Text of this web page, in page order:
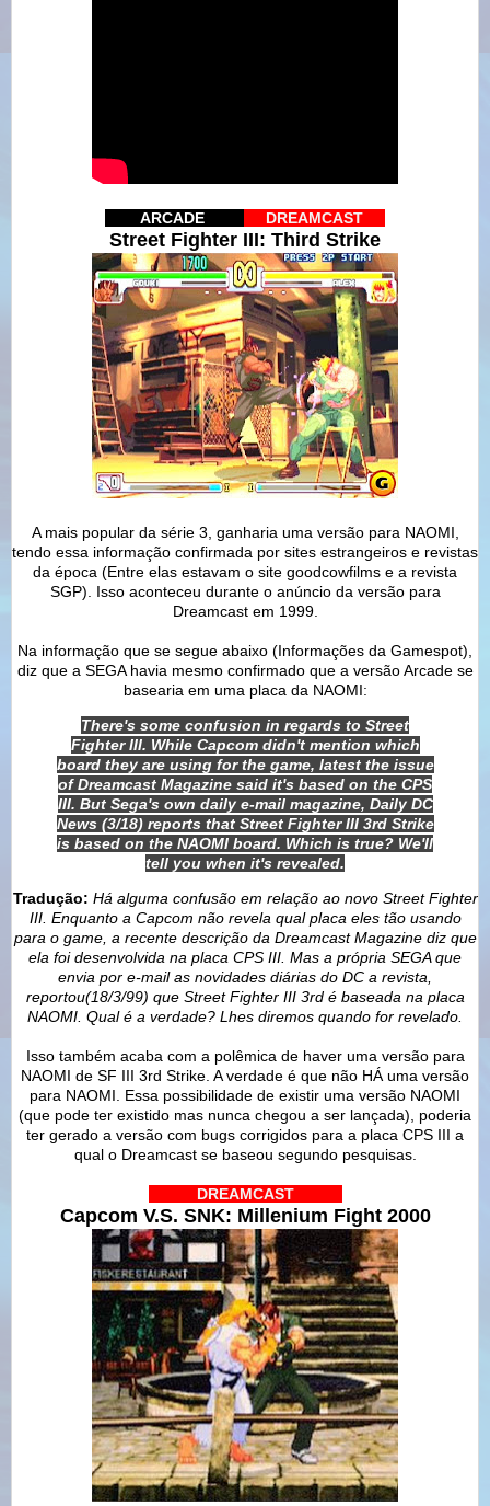
ARCADE DREAMCAST
Street Fighter III: Third Strike
A mais popular da série 3, ganharia uma versão para NAOMI,
tendo essa informação confirmada por sites estrangeiros e revistas
da época (Entre elas estavam o site goodcowfilms e a revista
SGP). Isso aconteceu durante o anúncio da versão para
Dreamcast em 1999.
Na informação que se segue abaixo (Informações da Gamespot),
diz que a SEGA havia mesmo confirmado que a versão Arcade se
basearia em uma placa da NAOMI:
There's some confusion in regards to Street
Fighter III. While Capcom didn't mention which
board they are using for the game, latest the issue
of Dreamcast Magazine said it's based on the CPS
III. But Sega's own daily e-mail magazine, Daily DC
News (3/18) reports that Street Fighter III 3rd Strike
is based on the NAOMI board. Which is true? We'll
tell you when it's revealed.
Tradução: Há alguma confusão em relação ao novo Street Fighter
III. Enquanto a Capcom não revela qual placa eles tão usando
para o game, a recente descrição da Dreamcast Magazine diz que
ela foi desenvolvida na placa CPS III. Mas a própria SEGA que
envia por e-mail as novidades diárias do DC a revista,
reportou(18/3/99) que Street Fighter III 3rd é baseada na placa
NAOMI. Qual é a verdade? Lhes diremos quando for revelado.
Isso também acaba com a polêmica de haver uma versão para
NAOMI de SF III 3rd Strike. A verdade é que não HÁ uma versão
para NAOMI. Essa possibilidade de existir uma versão NAOMI
(que pode ter existido mas nunca chegou a ser lançada), poderia
ter gerado a versão com bugs corrigidos para a placa CPS III a
qual o Dreamcast se baseou segundo pesquisas.
DREAMCASTIIIIIIIIII
Capcom V.S. SNK: Millenium Fight 2000